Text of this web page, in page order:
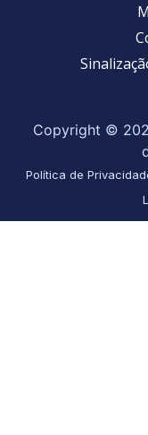
Copyright ©
Política de